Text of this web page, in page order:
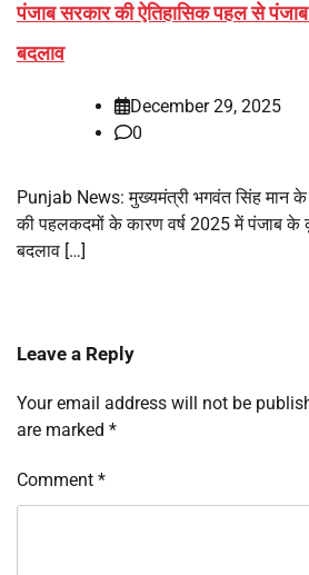
पंजाब सरकार की ऐतिहासिक पहल से
बदलाव
December 29, 2025
0
Punjab News: मुख्यमंत्री भगवंत सिंह मान के
की पहलकदमों के कारण वर्ष 2025 में पंजाब के
बदलाव […]
Leave a Reply
Your email address will not be
are marked *
Comment *